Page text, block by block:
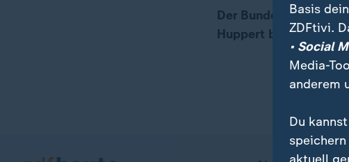
00:15 01:44
Der Bundesvorstand
Huppert berichtet
Basis
ZDFtivi.
• Social
Media-
anderem
Du